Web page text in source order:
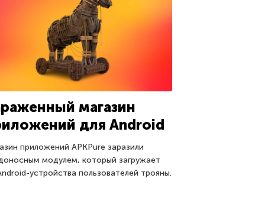
магазин
для Android
приложений APKPure заразили
модулем, который загружает
устройства пользователей трояны.